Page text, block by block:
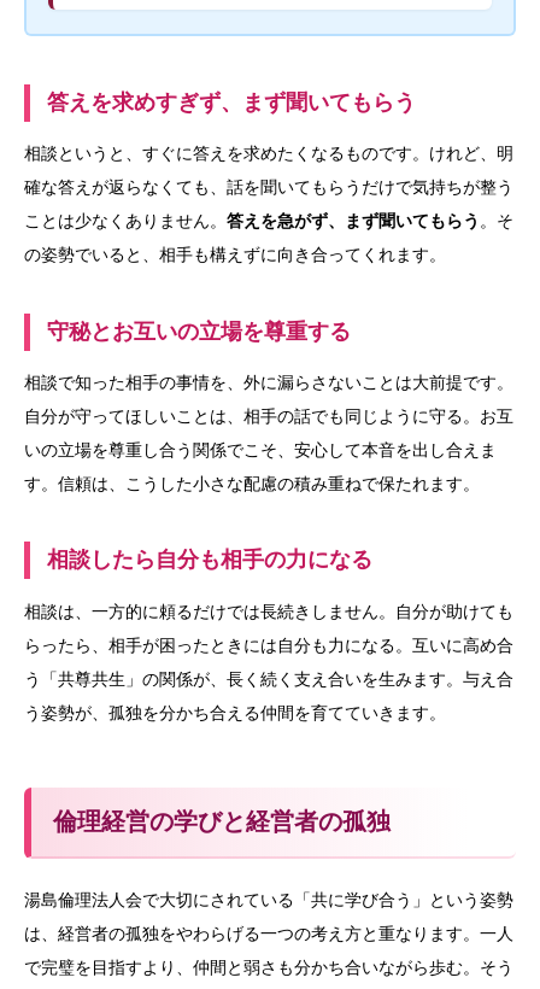
答えを求めすぎず、まず聞いてもらう
相談というと、すぐに答えを求めたくなるものです。けれど、明
確な答えが返らなくても、話を聞いてもらうだけで気持ちが整う
ことは少なくありません。 答えを急がず、まず聞いてもらう 。そ
の姿勢でいると、相手も構えずに向き合ってくれます。
守秘とお互いの立場を尊重する
相談で知った相手の事情を、外に漏らさないことは大前提です。
自分が守ってほしいことは、相手の話でも同じように守る。お互
いの立場を尊重し合う関係でこそ、安心して本音を出し合えま
す。信頼は、こうした小さな配慮の積み重ねで保たれます。
相談したら自分も相手の力になる
相談は、一方的に頼るだけでは長続きしません。自分が助けても
らったら、相手が困ったときには自分も力になる。互いに高め合
う「共尊共生」の関係が、長く続く支え合いを生みます。与え合
う姿勢が、孤独を分かち合える仲間を育てていきます。
倫理経営の学びと経営者の孤独
湯島倫理法人会で大切にされている「共に学び合う」という姿勢
は、経営者の孤独をやわらげる一つの考え方と重なります。一人
で完璧を目指すより、仲間と弱さも分かち合いながら歩む。そう